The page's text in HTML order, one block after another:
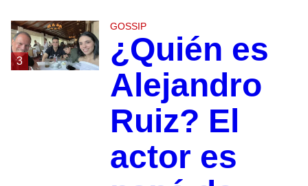
3
GOSSIP
¿Quién es
Alejandro
Ruiz? El
actor es